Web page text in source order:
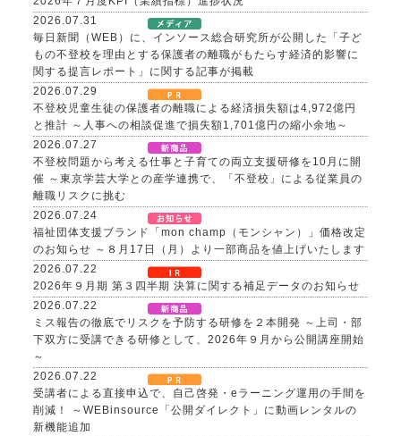
2026.07.31
毎日新聞（WEB）に、インソース総合研究所が公開した「子ど
もの不登校を理由とする保護者の離職がもたらす経済的影響に
関する提言レポート」に関する記事が掲載
2026.07.29
不登校児童生徒の保護者の離職による経済損失額は4,972億円
と推計 ～人事への相談促進で損失額1,701億円の縮小余地～
2026.07.27
不登校問題から考える仕事と子育ての両立支援研修を10月に開
催 ～東京学芸大学との産学連携で、「不登校」による従業員の
離職リスクに挑む
2026.07.24
福祉団体支援ブランド「mon champ（モンシャン）」価格改定
のお知らせ ～８月17日（月）より一部商品を値上げいたします
2026.07.22
2026年９月期 第３四半期 決算に関する補足データのお知らせ
2026.07.22
ミス報告の徹底でリスクを予防する研修を２本開発 ～上司・部
下双方に受講できる研修として、2026年９月から公開講座開始
～
2026.07.22
受講者による直接申込で、自己啓発・eラーニング運用の手間を
削減！ ～WEBinsource「公開ダイレクト」に動画レンタルの
新機能追加